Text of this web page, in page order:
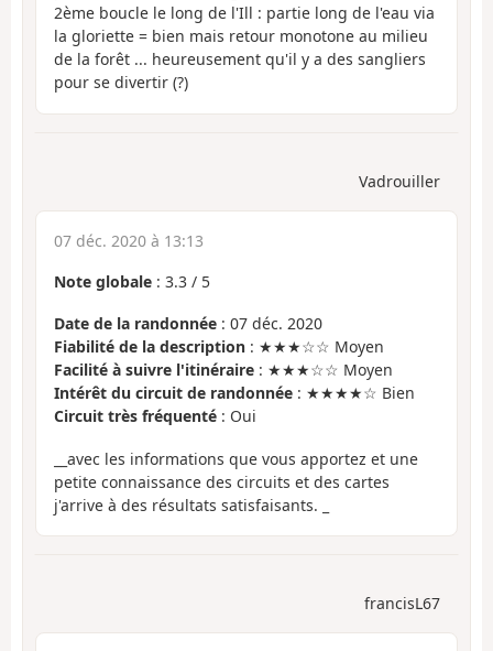
2ème boucle le long de l'Ill : partie long de l'eau via
la gloriette = bien mais retour monotone au milieu
de la forêt ... heureusement qu'il y a des sangliers
pour se divertir (?)
Vadrouiller
07 déc. 2020 à 13:13
Note globale : 3.3 / 5
Date de la randonnée : 07 déc. 2020
Fiabilité de la description : ★★★☆☆ Moyen
Facilité à suivre l'itinéraire : ★★★☆☆ Moyen
Intérêt du circuit de randonnée : ★★★★☆ Bien
Circuit très fréquenté : Oui
__avec les informations que vous apportez et une
petite connaissance des circuits et des cartes
j'arrive à des résultats satisfaisants. _
francisL67